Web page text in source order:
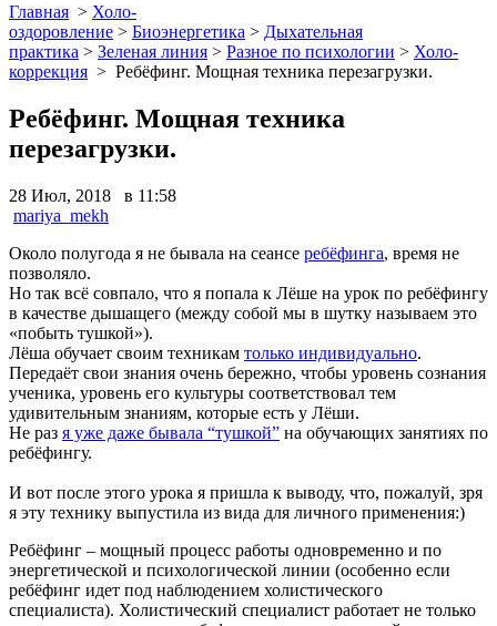
Главная > Холо-
оздоровление > Биоэнергетика > Дыхательная
практика > Зеленая линия > Разное по психологии > Холо-
коррекция > Ребёфинг. Мощная техника перезагрузки.
Ребёфинг. Мощная техника
перезагрузки.
28 Июл, 2018 в 11:58
mariya_mekh
Около полугода я не бывала на сеансе ребёфинга, время не
позволяло.
Но так всё совпало, что я попала к Лёше на урок по ребёфингу
в качестве дышащего (между собой мы в шутку называем это
«побыть тушкой»).
Лёша обучает своим техникам только индивидуально.
Передаёт свои знания очень бережно, чтобы уровень сознания
ученика, уровень его культуры соответствовал тем
удивительным знаниям, которые есть у Лёши.
Не раз я уже даже бывала “тушкой” на обучающих занятиях по
ребёфингу.
И вот после этого урока я пришла к выводу, что, пожалуй, зря
я эту технику выпустила из вида для личного применения:)
Ребёфинг – мощный процесс работы одновременно и по
энергетической и психологической линии (особенно если
ребёфинг идет под наблюдением холистического
специалиста). Холистический специалист работает не только